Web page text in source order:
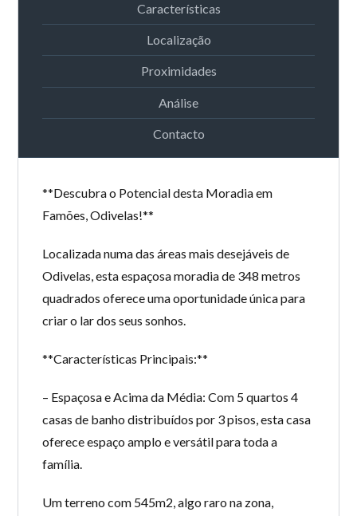
Características
Localização
Proximidades
Análise
Contacto
**Descubra o Potencial desta Moradia em
Famões, Odivelas!**
Localizada numa das áreas mais desejáveis de
Odivelas, esta espaçosa moradia de 348 metros
quadrados oferece uma oportunidade única para
criar o lar dos seus sonhos.
**Características Principais:**
– Espaçosa e Acima da Média: Com 5 quartos 4
casas de banho distribuídos por 3 pisos, esta casa
oferece espaço amplo e versátil para toda a
família.
Um terreno com 545m2, algo raro na zona,